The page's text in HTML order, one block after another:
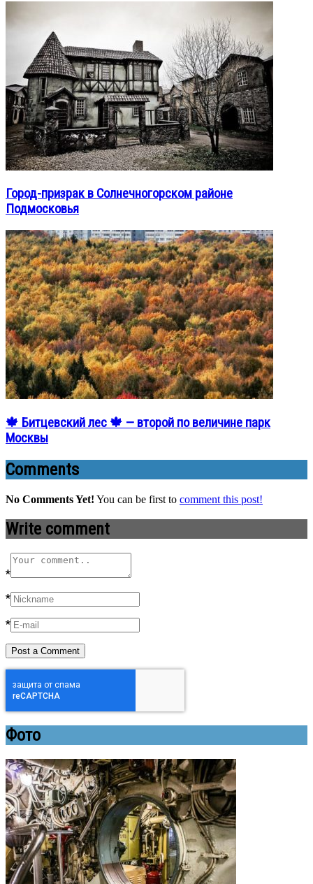
Город-призрак в Солнечногорском районе
Подмосковья
🍁 Битцевский лес 🍁 — второй по величине парк
Москвы
Comments
No Comments Yet! You can be first to comment this post!
Write comment
*
*
*
Фото